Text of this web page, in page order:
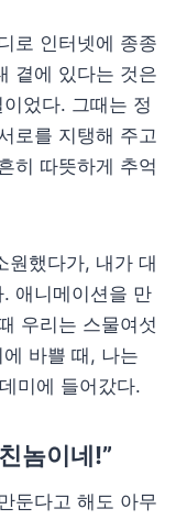
로 인터넷에 종종
곁에 있다는 것은
었다. 그때는 정
로를 지탱해 주고
히 따뜻하게 추억
원했다가, 내가 대
애니메이션을 만
우리는 스물여섯
바쁠 때, 나는
미에 들어갔다.
놈이네!”
둔다고 해도 아무